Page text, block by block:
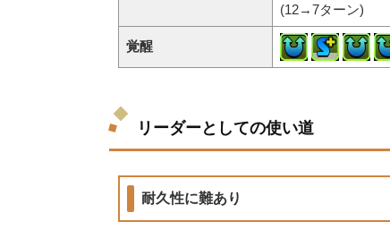
(12→7ターン)
覚醒
リーダーとしての使い道
耐久性に難あり